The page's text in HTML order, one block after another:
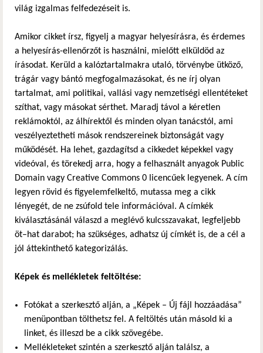
világ izgalmas felfedezéseit is.
Amikor cikket írsz, figyelj a magyar helyesírásra, és érdemes
a helyesírás-ellenőrzőt is használni, mielőtt elküldöd az
írásodat. Kerüld a kalóztartalmakra utaló, törvénybe ütköző,
trágár vagy bántó megfogalmazásokat, és ne írj olyan
tartalmat, ami politikai, vallási vagy nemzetiségi ellentéteket
szíthat, vagy másokat sérthet. Maradj távol a kéretlen
reklámoktól, az álhírektől és minden olyan tanácstól, ami
veszélyeztetheti mások rendszereinek biztonságát vagy
működését. Ha lehet, gazdagítsd a cikkedet képekkel vagy
videóval, és törekedj arra, hogy a felhasznált anyagok Public
Domain vagy Creative Commons 0 licencűek legyenek. A cím
legyen rövid és figyelemfelkeltő, mutassa meg a cikk
lényegét, de ne zsúfold tele információval. A címkék
kiválasztásánál válaszd a meglévő kulcsszavakat, legfeljebb
öt–hat darabot; ha szükséges, adhatsz új címkét is, de a cél a
jól áttekinthető kategorizálás.
Képek és mellékletek feltöltése:
Fotókat a szerkesztő alján, a „Képek – Új fájl hozzáadása”
menüpontban tölthetsz fel. A feltöltés után másold ki a
linket, és illeszd be a cikk szövegébe.
Mellékleteket szintén a szerkesztő alján találsz, a